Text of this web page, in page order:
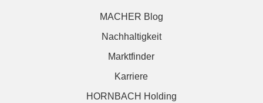
MACHER Blog
Nachhaltigkeit
Marktfinder
Karriere
HORNBACH Holding